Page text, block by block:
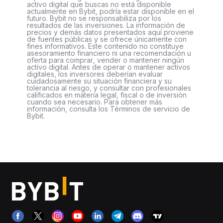
activo digital que buscas no está disponible
actualmente en Bybit, podría estar disponible en el
futuro. Bybit no se responsabiliza por los
resultados de las inversiones. La información de
precios y demás datos presentados aquí proviene
de fuentes públicas y se ofrece únicamente con
fines informativos. Este contenido no constituye
asesoramiento financiero ni una recomendación u
oferta para comprar, vender o mantener ningún
activo digital. Antes de operar o mantener activos
digitales, los inversores deberían evaluar
cuidadosamente su situación financiera y su
tolerancia al riesgo, y consultar con profesionales
calificados en materia legal, fiscal o de inversión
cuando sea necesario. Para obtener más
información, consulta los Términos de servicio de
Bybit.